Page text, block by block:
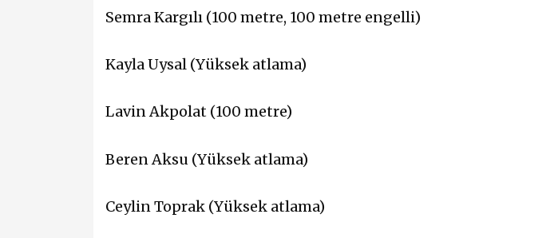
Semra Kargılı (100 metre, 100 metre engelli)
Kayla Uysal (Yüksek atlama)
Lavin Akpolat (100 metre)
Beren Aksu (Yüksek atlama)
Ceylin Toprak (Yüksek atlama)